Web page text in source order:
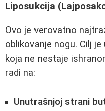
Liposukcija
Ovo je verovatno
oblikovanje nogu. Cilj
koja ne nestaje
radi na:
Unutrašnjoj strani